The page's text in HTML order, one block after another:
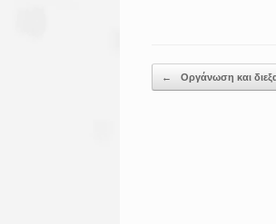
Post navigation
← Οργάνωση και